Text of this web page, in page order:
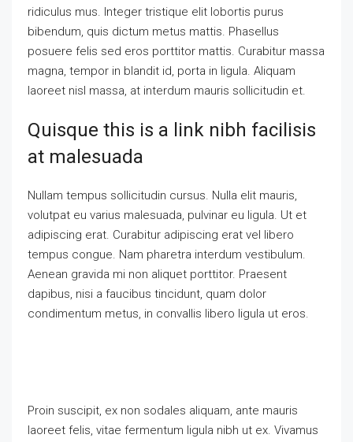
ridiculus mus. Integer tristique elit lobortis purus
bibendum, quis dictum metus mattis. Phasellus
posuere felis sed eros porttitor mattis. Curabitur massa
magna, tempor in blandit id, porta in ligula. Aliquam
laoreet nisl massa, at interdum mauris sollicitudin et.
Quisque this is a link nibh facilisis
at malesuada
Nullam tempus sollicitudin cursus. Nulla elit mauris,
volutpat eu varius malesuada, pulvinar eu ligula. Ut et
adipiscing erat. Curabitur adipiscing erat vel libero
tempus congue. Nam pharetra interdum vestibulum.
Aenean gravida mi non aliquet porttitor. Praesent
dapibus, nisi a faucibus tincidunt, quam dolor
condimentum metus, in convallis libero ligula ut eros.
Proin suscipit, ex non sodales aliquam, ante mauris
laoreet felis, vitae fermentum ligula nibh ut ex. Vivamus